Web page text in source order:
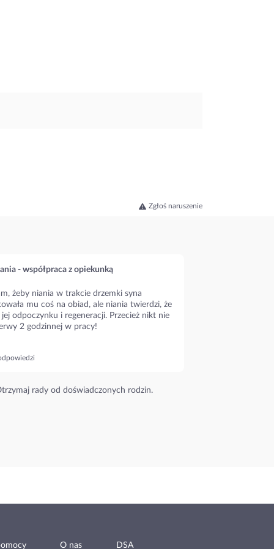
Zgłoś naruszenie
- współpraca z opiekunką
żeby niania w trakcie drzemki syna
mu coś na obiad, ale niania twierdzi, że
odpoczynku i regeneracji. Przecież nikt nie
2 godzinnej w pracy!
rady od doświadczonych rodzin.
O nas DSA